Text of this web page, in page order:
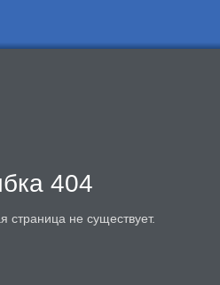
404
страница не существует.